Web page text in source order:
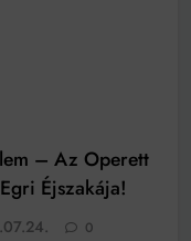
– Az Operett
Éjszakája!
0